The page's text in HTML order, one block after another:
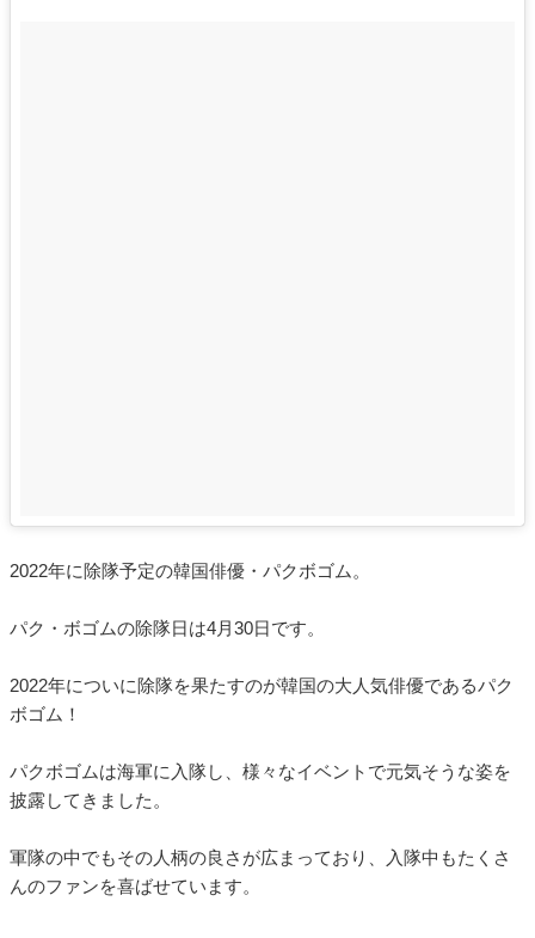
2022年に除隊予定の韓国俳優・パクボゴム。
パク・ボゴムの除隊日は4月30日です。
2022年についに除隊を果たすのが韓国の大人気俳優であるパク
ボゴム！
パクボゴムは海軍に入隊し、様々なイベントで元気そうな姿を
披露してきました。
軍隊の中でもその人柄の良さが広まっており、入隊中もたくさ
んのファンを喜ばせています。